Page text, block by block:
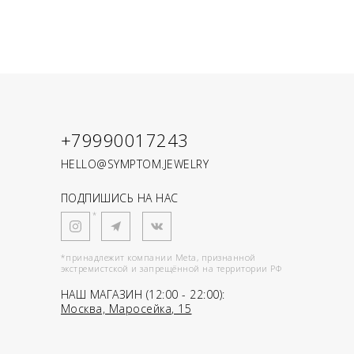
+79990017243
HELLO@SYMPTOM.JEWELRY
ПОДПИШИСЬ НА НАС
*
*принадлежит компании Meta, признанной
экстремистской и запрещённой на территории РФ
НАШ МАГАЗИН (12:00 - 22:00):
Москва, Маросейка, 15